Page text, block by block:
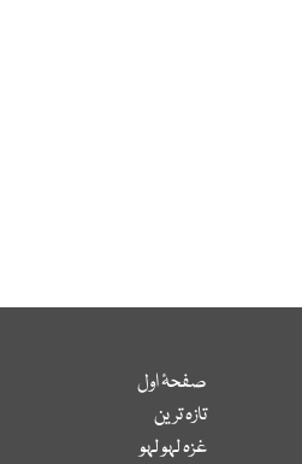
صفحۂ اول
تازہ ترین
غزہ لہو لہو